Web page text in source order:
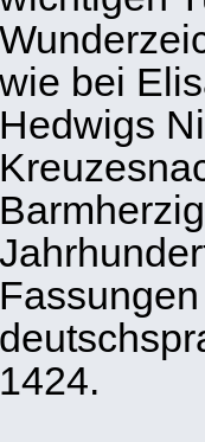
wie bei
Hedwigs
1424.